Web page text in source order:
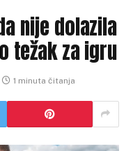
nije dolazila
težak za igru
1 minuta čitanja